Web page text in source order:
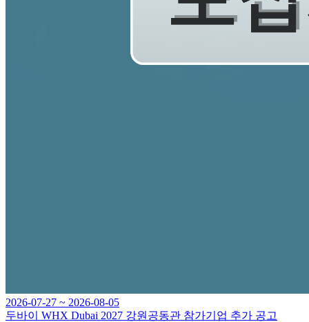
2026-07-27 ~ 2026-08-05
두바이 WHX Dubai 2027 강원공동관 참가기업 추가 공고